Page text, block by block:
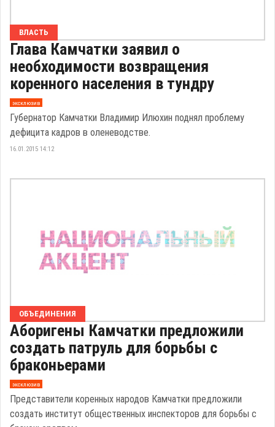
ВЛАСТЬ
Глава Камчатки заявил о
необходимости возвращения
коренного населения в тундру
эксклюзив
Губернатор Камчатки Владимир Илюхин поднял проблему
дефицита кадров в оленеводстве.
16.01.2015 14:12
ОБЪЕДИНЕНИЯ
Аборигены Камчатки предложили
создать патруль для борьбы с
браконьерами
эксклюзив
Представители коренных народов Камчатки предложили
создать институт общественных инспекторов для борьбы с